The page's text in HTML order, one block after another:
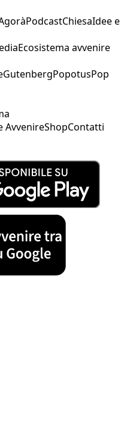
PodcastChiesaIdee e
Ecosistema avvenire
GutenbergPopotusPop
AvvenireShopContatti